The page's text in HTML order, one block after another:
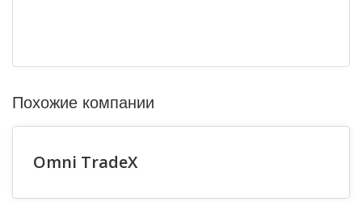
Похожие компании
Omni TradeX